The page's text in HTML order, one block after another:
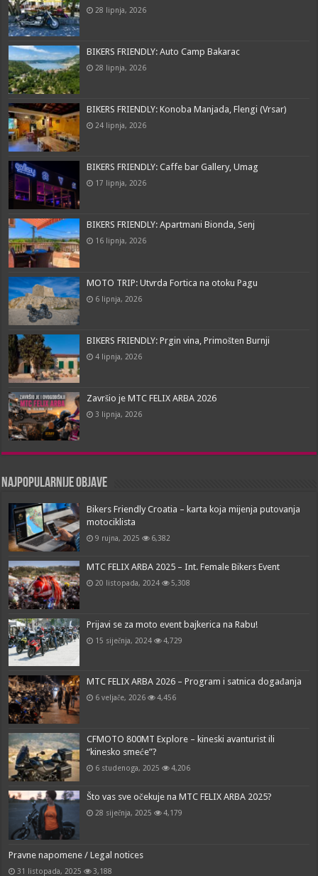
28 lipnja, 2026
BIKERS FRIENDLY: Auto Camp Bakarac
28 lipnja, 2026
BIKERS FRIENDLY: Konoba Manjada, Flengi (Vrsar)
24 lipnja, 2026
BIKERS FRIENDLY: Caffe bar Gallery, Umag
17 lipnja, 2026
BIKERS FRIENDLY: Apartmani Bionda, Senj
16 lipnja, 2026
MOTO TRIP: Utvrda Fortica na otoku Pagu
6 lipnja, 2026
BIKERS FRIENDLY: Prgin vina, Primošten Burnji
4 lipnja, 2026
Završio je MTC FELIX ARBA 2026
3 lipnja, 2026
Najpopularnije objave
Bikers Friendly Croatia – karta koja mijenja putovanja
motociklista
9 rujna, 2025 6,382
MTC FELIX ARBA 2025 – Int. Female Bikers Event
20 listopada, 2024 5,308
Prijavi se za moto event bajkerica na Rabu!
15 siječnja, 2024 4,729
MTC FELIX ARBA 2026 – Program i satnica događanja
6 veljače, 2026 4,456
CFMOTO 800MT Explore – kineski avanturist ili
“kinesko smeće”?
6 studenoga, 2025 4,206
Što vas sve očekuje na MTC FELIX ARBA 2025?
28 siječnja, 2025 4,179
Pravne napomene / Legal notices
31 listopada, 2025 3,188